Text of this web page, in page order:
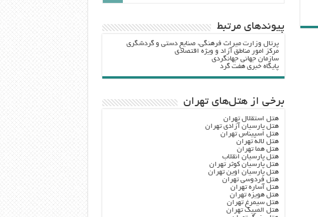
پيوندهاي مرتبط
پرتال وزارت ميراث فرهنگي، صنایع دستی و گردشگري
مرکز امور مناطق آزاد و ویژه اقتصادی
سازمان جهانی جهانگردی
پایگاه خبری هفت گرد
برخی از هتل‌های تهران
هتل استقلال تهران
هتل پارسیان آزادی تهران
هتل اسپیناس تهران
هتل لاله تهران
هتل هما تهران
هتل پارسیان انقلاب
هتل پارسیان کوثر تهران
هتل پارسیان اوین تهران
هتل فردوسی تهران
هتل آساره تهران
هتل هویزه تهران
هتل سیمرغ تهران
هتل المپیک تهران